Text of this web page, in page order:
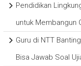
Pendidikan
untuk Membangun
Guru di NTT
Bisa Jawab Soal